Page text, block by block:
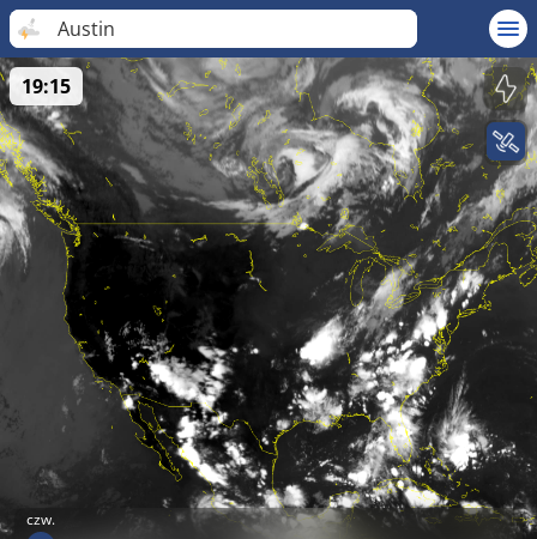
Austin
czw.
19:15